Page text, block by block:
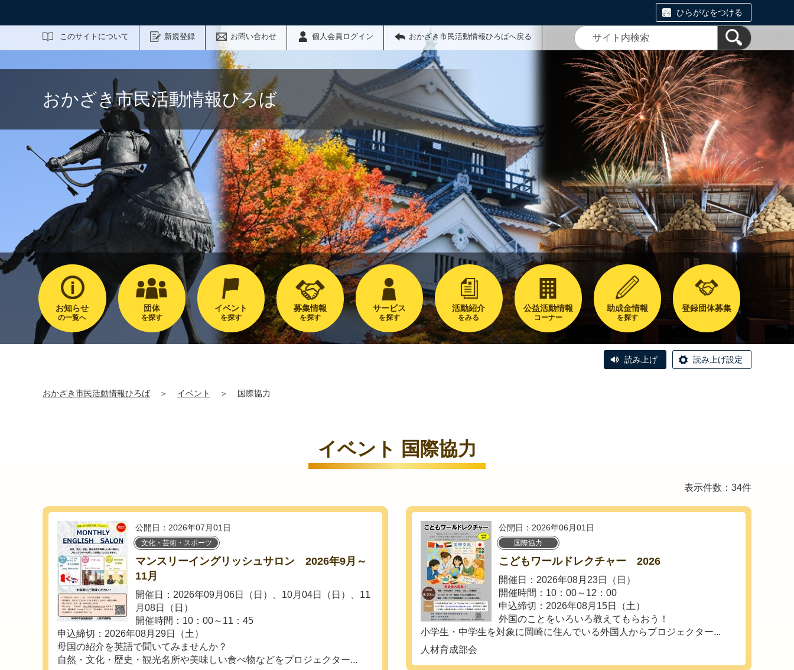
ひらがなをつける
このサイトについて 新規登録 お問い合わせ 個人会員ログイン おかざき市民活動情報ひろばへ戻る
サイト内検索
おかざき市民活動情報ひろば
お知らせ
の一覧へ
団体
を探す
イベント
を探す
募集情報
を探す
サービス
を探す
活動紹介
をみる
公益活動情報
コーナー
助成金情報
を探す
登録団体募集
読み上げ 読み上げ設定
おかざき市民活動情報ひろば ＞ イベント ＞ 国際協力
イベント 国際協力
表示件数：34件
公開日：2026年07月01日
文化・芸術・スポーツ
マンスリーイングリッシュサロン 2026年9月～
11月
開催日：2026年09月06日（日）、10月04日（日）、11
月08日（日）
開催時間：10：00～11：45
申込締切：2026年08月29日（土）
母国の紹介を英語で聞いてみませんか？
自然・文化・歴史・観光名所や美味しい食べ物などをプロジェクター...
公開日：2026年06月01日
国際協力
こどもワールドレクチャー 2026
開催日：2026年08月23日（日）
開催時間：10：00～12：00
申込締切：2026年08月15日（土）
外国のことをいろいろ教えてもらおう！
小学生・中学生を対象に岡崎に住んでいる外国人からプロジェクター...
人材育成部会